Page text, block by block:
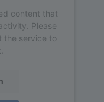
content that
Please
the service to